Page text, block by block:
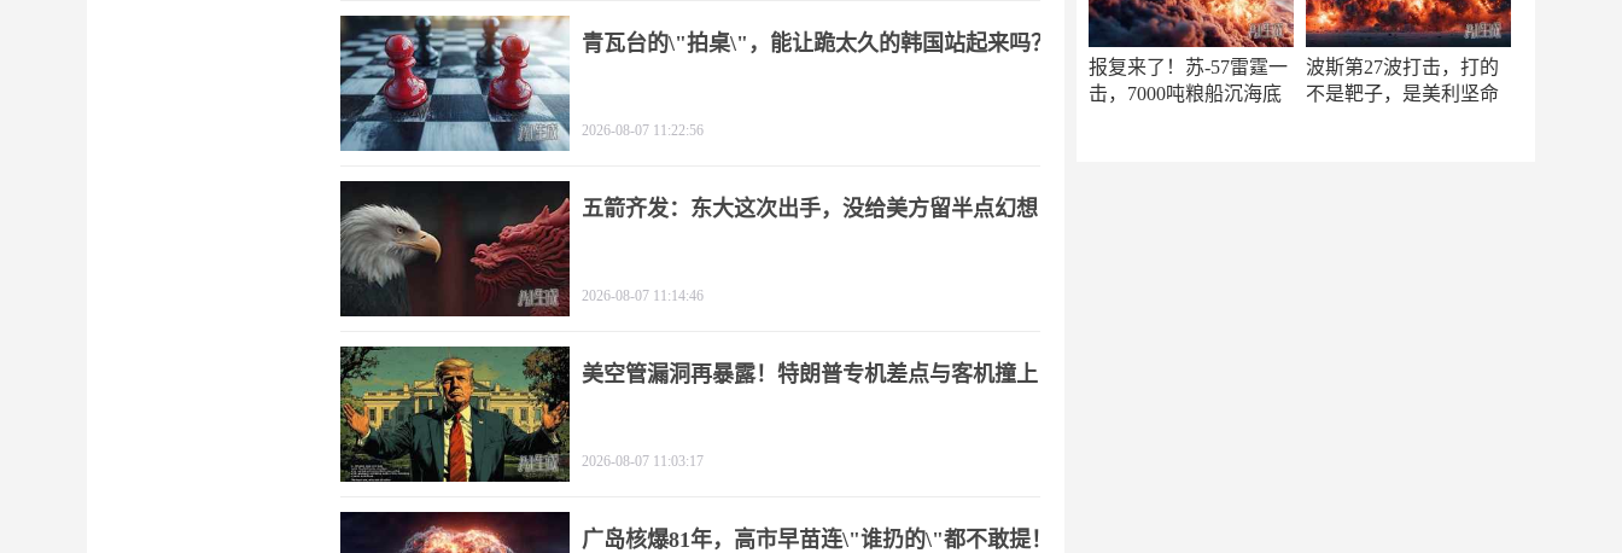
报复来了！苏-57雷霆一
击，7000吨粮船沉海底
波斯第27波打击，打的
不是靶子，是美利坚命
青瓦台的\"拍桌\"，能让跪太久的韩国站起来吗？
2026-08-07 11:22:56
五箭齐发：东大这次出手，没给美方留半点幻想
2026-08-07 11:14:46
美空管漏洞再暴露！特朗普专机差点与客机撞上
2026-08-07 11:03:17
广岛核爆81年，高市早苗连\"谁扔的\"都不敢提！